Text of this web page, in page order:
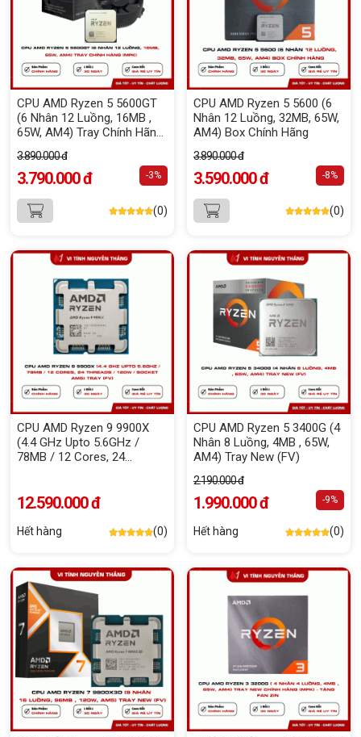
CPU AMD Ryzen 5 5600GT
(6 Nhân 12 Luồng, 16MB ,
65W, AM4) Tray Chính Hãng
3.890.000 đ
3.790.000 đ -3%
(0)
CPU AMD Ryzen 5 5600 (6
Nhân 12 Luồng, 32MB, 65W,
AM4) Box Chính Hãng
3.890.000 đ
3.590.000 đ -8%
(0)
CPU AMD Ryzen 9 9900X
(4.4 GHz Upto 5.6GHz /
78MB / 12 Cores, 24
12.590.000 đ
Hết hàng (0)
CPU AMD Ryzen 5 3400G (4
Nhân 8 Luồng, 4MB , 65W,
AM4) Tray New (FV)
2.190.000 đ
1.990.000 đ -9%
Hết hàng (0)